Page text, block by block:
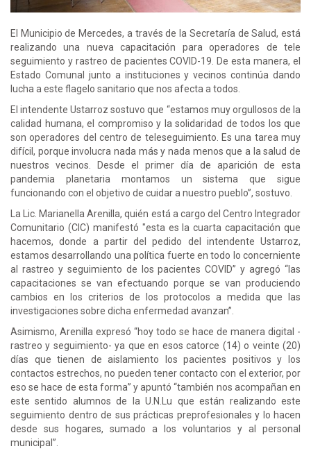
El Municipio de Mercedes, a través de la Secretaría de Salud, está
realizando una nueva capacitación para operadores de tele
seguimiento y rastreo de pacientes COVID-19. De esta manera, el
Estado Comunal junto a instituciones y vecinos continúa dando
lucha a este flagelo sanitario que nos afecta a todos.
El intendente Ustarroz sostuvo que “estamos muy orgullosos de la
calidad humana, el compromiso y la solidaridad de todos los que
son operadores del centro de teleseguimiento. Es una tarea muy
difícil, porque involucra nada más y nada menos que a la salud de
nuestros vecinos. Desde el primer día de aparición de esta
pandemia planetaria montamos un sistema que sigue
funcionando con el objetivo de cuidar a nuestro pueblo”, sostuvo.
La Lic. Marianella Arenilla, quién está a cargo del Centro Integrador
Comunitario (CIC) manifestó "esta es la cuarta capacitación que
hacemos, donde a partir del pedido del intendente Ustarroz,
estamos desarrollando una política fuerte en todo lo concerniente
al rastreo y seguimiento de los pacientes COVID” y agregó “las
capacitaciones se van efectuando porque se van produciendo
cambios en los criterios de los protocolos a medida que las
investigaciones sobre dicha enfermedad avanzan”.
Asimismo, Arenilla expresó “hoy todo se hace de manera digital -
rastreo y seguimiento- ya que en esos catorce (14) o veinte (20)
días que tienen de aislamiento los pacientes positivos y los
contactos estrechos, no pueden tener contacto con el exterior, por
eso se hace de esta forma” y apuntó “también nos acompañan en
este sentido alumnos de la U.N.Lu que están realizando este
seguimiento dentro de sus prácticas preprofesionales y lo hacen
desde sus hogares, sumado a los voluntarios y al personal
municipal”.